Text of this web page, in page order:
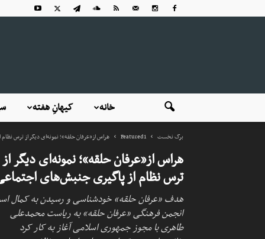
کیهانِ هفته خانه
برگ نخست Featured1 هراس از«عرفان حلقه»؛ نمونه‌ای دیگر از ترس
هراس از«عرفان حلقه»؛ نمونه‌ای دیگر از
ترس نظام از پاگیری جنبش‌های
هدف «عرفان حلقه» خودشناسی و رسیدن به کمال
انجمن فرهنگی «عرفان حلقه» به ریاست محمدعلی
طاهری با مجوز جمهوری اسلامی آغاز به کار کرد